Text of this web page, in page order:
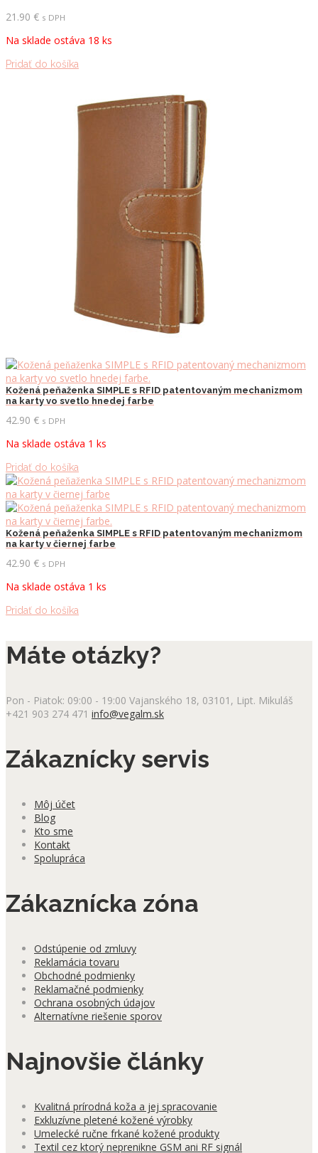
21.90 € s DPH
Na sklade ostáva 18 ks
Pridať do košíka
Kožená peňaženka SIMPLE s RFID patentovaným mechanizmom
na karty vo svetlo hnedej farbe
42.90 € s DPH
Na sklade ostáva 1 ks
Pridať do košíka
Kožená peňaženka SIMPLE s RFID patentovaným mechanizmom
na karty v čiernej farbe
42.90 € s DPH
Na sklade ostáva 1 ks
Pridať do košíka
Máte otázky?
Pon - Piatok: 09:00 - 19:00 Vajanského 18, 03101, Lipt. Mikuláš
+421 903 274 471 info@vegalm.sk
Zákaznícky servis
Môj účet
Blog
Kto sme
Kontakt
Spolupráca
Zákaznícka zóna
Odstúpenie od zmluvy
Reklamácia tovaru
Obchodné podmienky
Reklamačné podmienky
Ochrana osobných údajov
Alternatívne riešenie sporov
Najnovšie články
Kvalitná prírodná koža a jej spracovanie
Exkluzívne pletené kožené výrobky
Umelecké ručne frkané kožené produkty
Textil cez ktorý neprenikne GSM ani RF signál